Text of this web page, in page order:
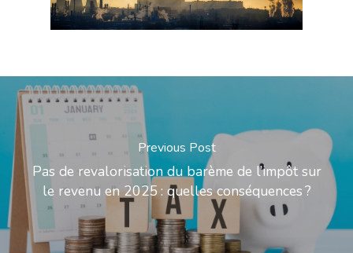
Previous Post
Pas de revalorisation du barème de l’impôt sur
le revenu en 2025 : quelles conséquences ?